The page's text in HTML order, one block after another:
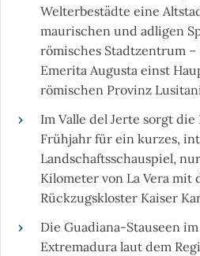
Welterbestädte eine
maurischen und adligen
römisches Stadtzentrum –
Emerita Augusta einst
römischen Provinz
›
Im Valle del Jerte sorgt
Frühjahr für ein kurzes,
Landschaftsschauspiel,
Kilometer von La Vera mit
Rückzugskloster Kaiser
›
Die Guadiana-Stauseen
Extremadura laut dem